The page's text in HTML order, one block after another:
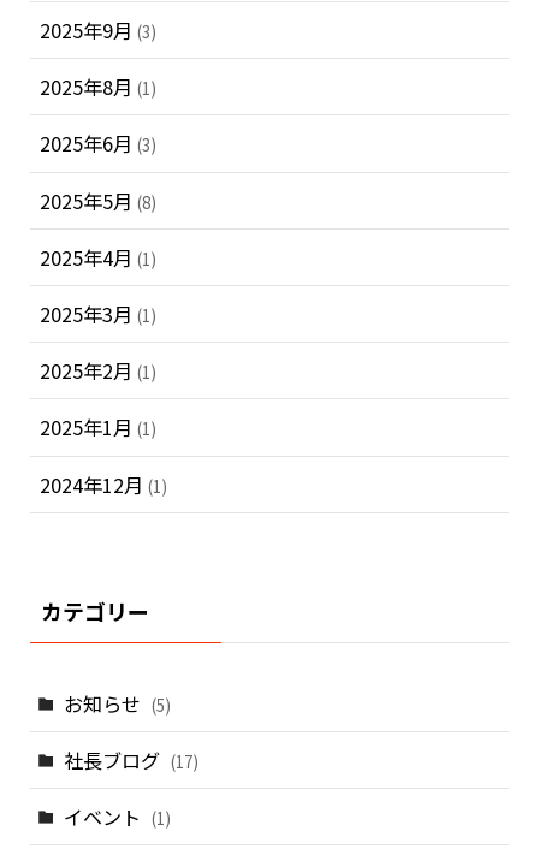
2025年9月 (3)
2025年8月 (1)
2025年6月 (3)
2025年5月 (8)
2025年4月 (1)
2025年3月 (1)
2025年2月 (1)
2025年1月 (1)
2024年12月 (1)
カテゴリー
お知らせ (5)
社長ブログ (17)
イベント (1)